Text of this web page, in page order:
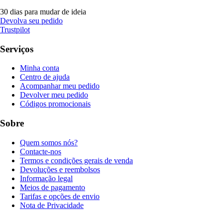
30 dias para mudar de ideia
Devolva seu pedido
Trustpilot
Serviços
Minha conta
Centro de ajuda
Acompanhar meu pedido
Devolver meu pedido
Códigos promocionais
Sobre
Quem somos nós?
Contacte-nos
Termos e condições gerais de venda
Devoluções e reembolsos
Informação legal
Meios de pagamento
Tarifas e opções de envio
Nota de Privacidade